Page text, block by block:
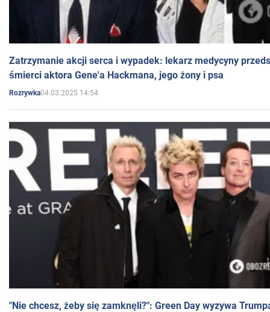
Zatrzymanie akcji serca i wypadek: lekarz medycyny
śmierci aktora Gene'a Hackmana, jego żony i psa
Rozrywka04.03.2025 14:54
"Nie chcesz, żeby się zamknęli?": Green Day wyzywa